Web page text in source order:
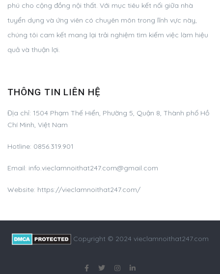
phú cho cộng đồng nội thất. Với mục tiêu kết nối giữa nhà
tuyển dụng và ứng viên có chuyên môn trong lĩnh vực này,
chúng tôi cam kết mang lại trải nghiệm tìm kiếm việc làm hiệu
quả và thuận lợi.
THÔNG TIN LIÊN HỆ
Địa chỉ: 1504 Phạm Thế Hiển, Phường 5, Quận 8, Thành phố Hồ
Chí Minh, Việt Nam
Hotline: 0856.319.901
Email: info.vieclamnoithat247.com@gmail.com
Website: https://vieclamnoithat247.com/
Copyright © 2024 vieclamnoithat247.com